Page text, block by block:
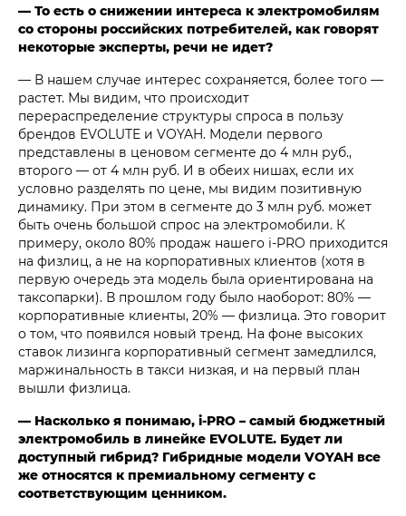
— То есть о снижении интереса к электромобилям
со стороны российских потребителей, как говорят
некоторые эксперты, речи не идет?
— В нашем случае интерес сохраняется, более того —
растет. Мы видим, что происходит
перераспределение структуры спроса в пользу
брендов EVOLUTE и VOYAH. Модели первого
представлены в ценовом сегменте до 4 млн руб.,
второго — от 4 млн руб. И в обеих нишах, если их
условно разделять по цене, мы видим позитивную
динамику. При этом в сегменте до 3 млн руб. может
быть очень большой спрос на электромобили. К
примеру, около 80% продаж нашего i‑PRO приходится
на физлиц, а не на корпоративных клиентов (хотя в
первую очередь эта модель была ориентирована на
таксопарки). В прошлом году было наоборот: 80% —
корпоративные клиенты, 20% — физлица. Это говорит
о том, что появился новый тренд. На фоне высоких
ставок лизинга корпоративный сегмент замедлился,
маржинальность в такси низкая, и на первый план
вышли физлица.
— Насколько я понимаю, i‑PRO – самый бюджетный
электромобиль в линейке EVOLUTE. Будет ли
доступный гибрид? Гибридные модели VOYAH все
же относятся к премиальному сегменту с
соответствующим ценником.